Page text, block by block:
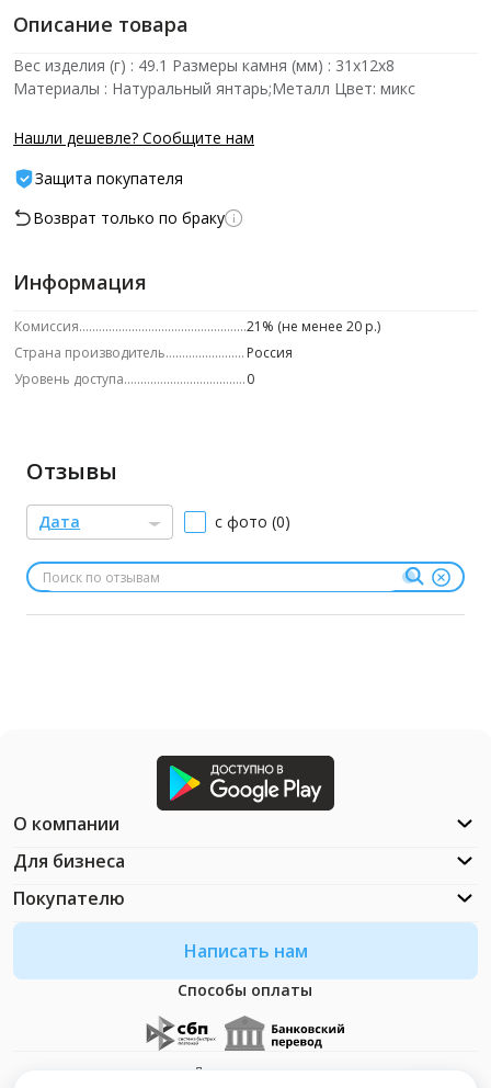
Описание товара
Вес изделия (г) : 49.1 Размеры камня (мм) : 31х12х8
Материалы : Натуральный янтарь;Металл Цвет: микс
Нашли дешевле? Сообщите нам
Защита покупателя
Возврат только по браку
Информация
Комиссия
21% (не менее 20 р.)
Страна производитель
Россия
Уровень доступа
0
Отзывы
Дата с фото (0)
Написать нам
Способы оплаты
О компании
Для бизнеса
Покупателю
Документация